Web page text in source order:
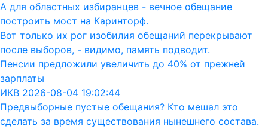
А для областных избиранцев - вечное обещание
построить мост на Каринторф.
Вот только их рог изобилия обещаний перекрывают
после выборов, - видимо, память подводит.
Пенсии предложили увеличить до 40% от прежней
зарплаты
ИКВ 2026-08-04 19:02:44
Предвыборные пустые обещания? Кто мешал это
сделать за время существования нынешнего состава.